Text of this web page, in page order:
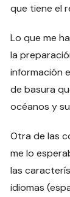
que tiene el
Lo que me
la
información
de basura
océanos y
Otra de las
me lo
las
idiomas